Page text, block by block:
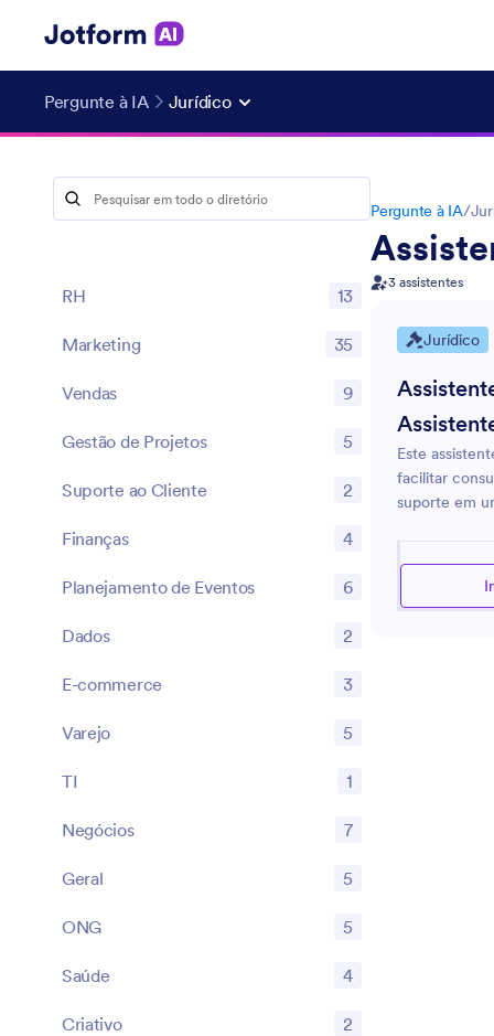
Pergunte à IA Jurídico
RH 13
Marketing 35
Vendas 9
Gestão de Projetos 5
Suporte ao Cliente 2
Finanças 4
Planejamento de Eventos 6
Dados 2
E-commerce 3
Varejo 5
TI 1
Negócios 7
Geral 5
ONG 5
Saúde 4
Criativo 2
Pergunte à IA/
3 assistentes
Jurídico
Este
facilitar
suporte em
contratos ou